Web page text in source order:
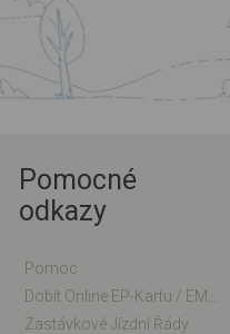
Pomocné
odkazy
Pomoc
Zastávkové Jízdní Řády